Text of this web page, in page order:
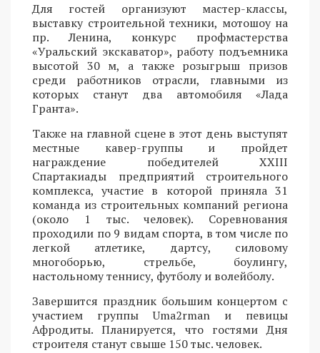
Для гостей организуют мастер-классы,
выставку строительной техники, мотошоу на
пр. Ленина, конкурс профмастерства
«Уральский экскаватор», работу подъемника
высотой 30 м, а также розыгрыш призов
среди работников отрасли, главными из
которых станут два автомобиля «Лада
Гранта».
Также на главной сцене в этот день выступят
местные кавер-группы и пройдет
награждение победителей XXIII
Спартакиады предприятий строительного
комплекса, участие в которой приняла 31
команда из строительных компаний региона
(около 1 тыс. человек). Соревнования
проходили по 9 видам спорта, в том числе по
легкой атлетике, дартсу, силовому
многоборью, стрельбе, боулингу,
настольному теннису, футболу и волейболу.
Завершится праздник большим концертом с
участием группы Uma2rman и певицы
Афродиты. Планируется, что гостями Дня
строителя станут свыше 150 тыс. человек.